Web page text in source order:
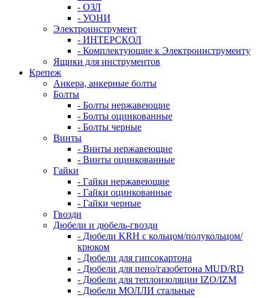
- ОЗЛ
- УОНИ
Электроинструмент
- ИНТЕРСКОЛ
- Комплектующие к Электроинструменту
Ящики для инструментов
Крепеж
Анкера, анкерные болты
Болты
- Болты нержавеющие
- Болты оцинкованные
- Болты черные
Винты
- Винты нержавеющие
- Винты оцинкованные
Гайки
- Гайки нержавеющие
- Гайки оцинкованные
- Гайки черные
Гвозди
Дюбели и дюбель-гвозди
- Дюбели KRH с кольцом/полукольцом/
крюком
- Дюбели для гипсокартона
- Дюбели для пено/газобетона MUD/RD
- Дюбели для теплоизоляции IZO/IZM
- Дюбели МОЛЛИ стальные